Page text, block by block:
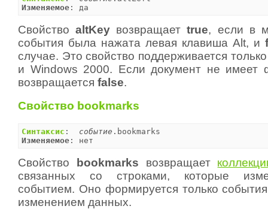
Изменяемое : да
СвойствоaltKey возвращаетtrue, если в
события была нажата левая клавиша Alt, и
случае. Это свойство поддерживается
и Windows 2000. Если документ не имеет
возвращается false.
Свойство bookmarks
Синтаксис : событие
Изменяемое : нет
Свойство bookmarks возвращает
связанных со строками, которые
событием. Оно формируется только
изменением данных.